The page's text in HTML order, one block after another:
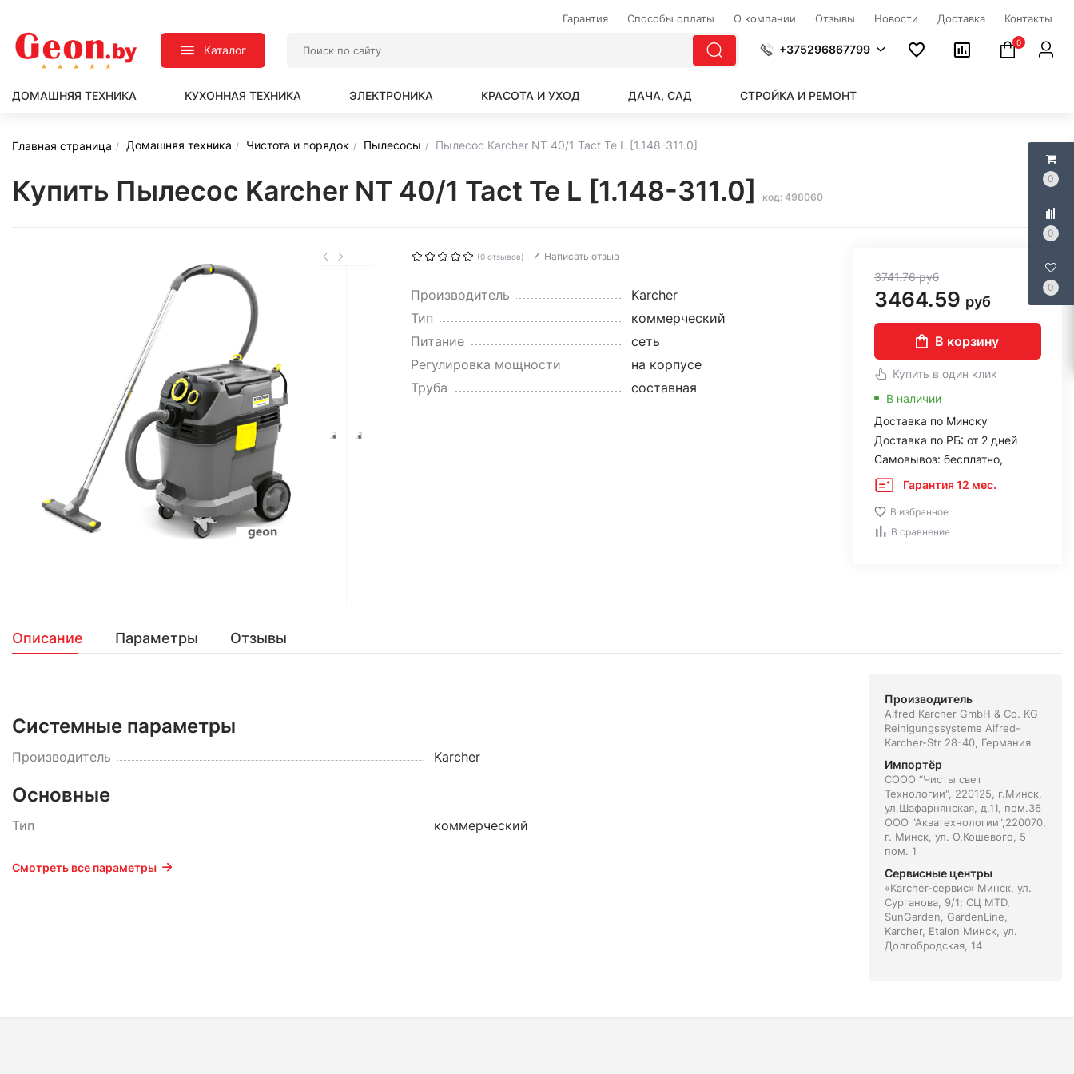
0
0
0
Гарантия Способы оплаты О компании Отзывы Новости Доставка Контакты
Каталог +375296867799
0
ДОМАШНЯЯ ТЕХНИКА КУХОННАЯ ТЕХНИКА ЭЛЕКТРОНИКА КРАСОТА И УХОД ДАЧА, САД СТРОЙКА И РЕМОНТ
Главная страница Домашняя техника Чистота и порядок Пылесосы Пылесос Karcher NT 40/1 Tact Te L [1.148-311.0]
Купить Пылесос Karcher NT 40/1 Tact Te L [1.148-311.0] код: 498060
(0 отзывов) Написать отзыв
Производитель
Karcher
Тип
коммерческий
Питание
сеть
Регулировка мощности
на корпусе
Труба
составная
3741.76руб
3464.59 руб
В корзину
Купить в один клик
В наличии
Доставка по Минску
Доставка по РБ: от 2 дней
Самовывоз: бесплатно,
Гарантия 12 мес.
В избранное
В сравнение
Описание Параметры Отзывы
Системные параметры
Производитель Karcher
Основные
Тип коммерческий
Смотреть все параметры
Производитель
Alfred Karcher GmbH & Co. KG
Reinigungssysteme Alfred-
Karcher-Str 28-40, Германия
Импортёр
СООО “Чисты свет
Технологии", 220125, г.Минск,
ул.Шафарнянская, д.11, пом.36
ООО "Акватехнологии",220070,
г. Минск, ул. О.Кошевого, 5
пом. 1
Сервисные центры
«Karcher-сервис» Минск, ул.
Сурганова, 9/1; СЦ MTD,
SunGarden, GardenLine,
Karcher, Etalon Минск, ул.
Долгобродская, 14